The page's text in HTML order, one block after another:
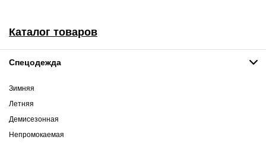
Каталог товаров
Спецодежда
Зимняя
Летняя
Демисезонная
Непромокаемая